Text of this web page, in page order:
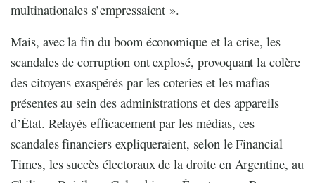
multinationales s’empressaient ».
Mais, avec la fin du boom économique et la crise, les
scandales de corruption ont explosé, provoquant la colère
des citoyens exaspérés par les coteries et les mafias
présentes au sein des administrations et des appareils
d’État. Relayés efficacement par les médias, ces
scandales financiers expliqueraient, selon le Financial
Times, les succès électoraux de la droite en Argentine, au